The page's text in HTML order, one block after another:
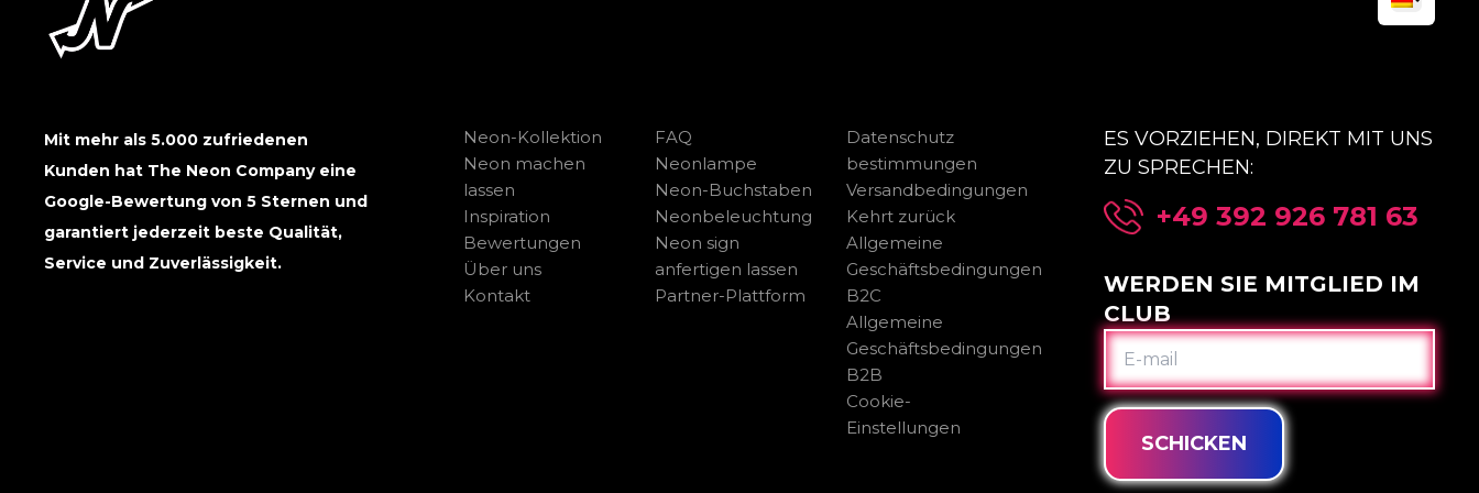
Mit mehr als 5.000 zufriedenen
Kunden hat The Neon Company eine
Google-Bewertung von 5 Sternen und
garantiert jederzeit beste Qualität,
Service und Zuverlässigkeit.
Neon-Kollektion
Neon machen
lassen
Inspiration
Bewertungen
Über uns
Kontakt
FAQ
Neonlampe
Neon-Buchstaben
Neonbeleuchtung
Neon sign
anfertigen lassen
Partner-Plattform
Datenschutz
bestimmungen
Versandbedingungen
Kehrt zurück
Allgemeine
Geschäftsbedingungen
B2C
Allgemeine
Geschäftsbedingungen
B2B
Cookie-
Einstellungen
ES VORZIEHEN, DIREKT MIT UNS
ZU SPRECHEN:
+49 392 926 781 63
WERDEN SIE MITGLIED IM
CLUB
E-
MAIL
SCHICKEN